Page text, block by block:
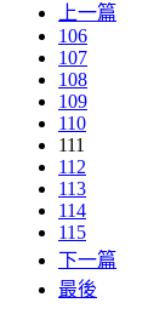
上一篇
106
107
108
109
110
111
112
113
114
115
下一篇
最後